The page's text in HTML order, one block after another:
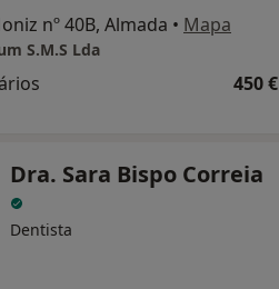
nº 40B, Almada • Mapa
S.M.S Lda
450 €
Dra. Sara Bispo Correia
Dentista